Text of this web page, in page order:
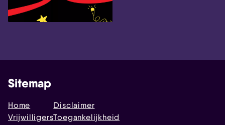
Sitemap
Home
Vrijwilligers
Disclaimer
Toegankelijkheid